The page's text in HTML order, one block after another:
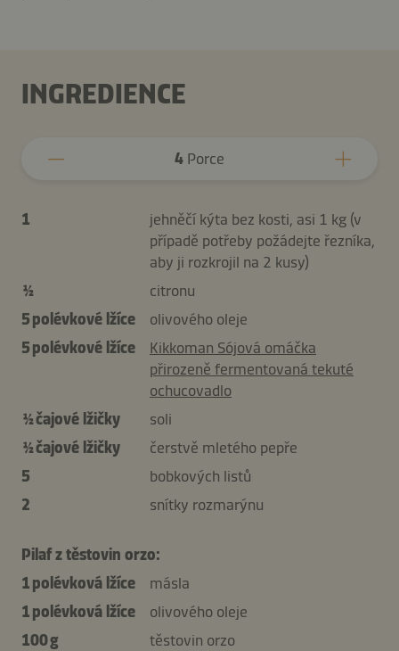
INGREDIENCE
4 Porce
1
jehněčí kýta bez kosti, asi 1 kg (v
případě potřeby požádejte řezníka,
aby ji rozkrojil na 2 kusy)
½
citronu
5 polévkové lžíce
olivového oleje
5 polévkové lžíce
Kikkoman Sójová omáčka
přirozeně fermentovaná tekuté
ochucovadlo
½ čajové lžičky
soli
½ čajové lžičky
čerstvě mletého pepře
5
bobkových listů
2
snítky rozmarýnu
Pilaf z těstovin orzo:
1 polévková lžíce
másla
1 polévková lžíce
olivového oleje
100 g
těstovin orzo